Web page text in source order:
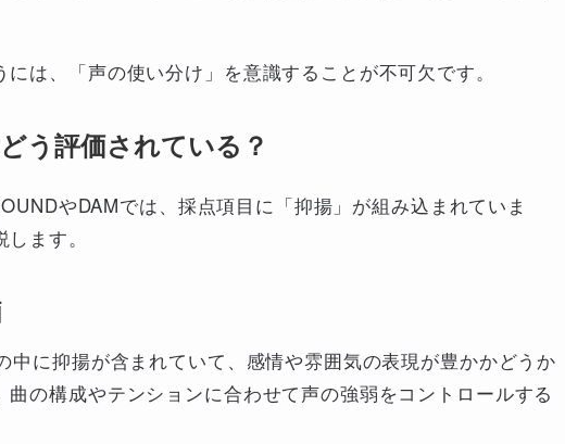
は、「声の使い分け」を意識することが不可欠です。
う評価されている？
やDAMでは、採点項目に「抑揚」が組み込まれていま
ます。
中に抑揚が含まれていて、感情や雰囲気の表現が豊かかどうか
の構成やテンションに合わせて声の強弱をコントロールする